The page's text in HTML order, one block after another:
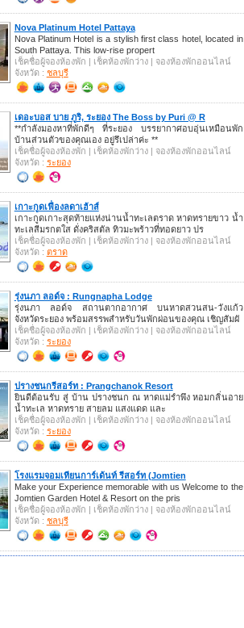
Nova Platinum Hotel Pattaya
Nova Platinum Hotel is a stylish first class hotel, located in
South Pattaya. This low-rise propert
เช็คชื่อผู้จองห้องพัก | เช็คห้องพักว่าง | จองห้องพักออนไลน์
จังหวัด : ชลบุรี
เดอะบอส บาย ภูริ, ระยอง The Boss by Puri @ R
**กำลังมองหาที่พักดีๆ ที่ระยอง บรรยากาศอบอุ่นเหมือนพัก
บ้านส่วนตัวของคุณเอง อยู่รึเปล่าค่ะ **
เช็คชื่อผู้จองห้องพัก | เช็คห้องพักว่าง | จองห้องพักออนไลน์
จังหวัด : ระยอง
เกาะกูดเฟื่องลดาเฮ้าส์
เกาะกูดเกาะสุดท้ายแห่งน่านน้ำทะเลตราด หาดทรายขาว น้ำ
ทะเลสีมรกตใส ดั่งคริสตัล ทิวมะพร้าวที่ทอดยาว ปร
เช็คชื่อผู้จองห้องพัก | เช็คห้องพักว่าง | จองห้องพักออนไลน์
จังหวัด : ตราด
รุ่งนภา ลอด์จ : Rungnapha Lodge
รุ่งนภา ลอด์จ สถานตากอากาศ บนหาดสวนสน-วังแก้ว
จังหวัดระยอง พร้อมสรรพสำหรับวันพักผ่อนของคุณ เชิญสัมผั
เช็คชื่อผู้จองห้องพัก | เช็คห้องพักว่าง | จองห้องพักออนไลน์
จังหวัด : ระยอง
ปรางชนกรีสอร์ท : Prangchanok Resort
ยินดีต้อนรับ สู่ บ้าน ปรางชนก ณ หาดแม่รำพึง หอมกลิ่นอาย
น้ำทะเล หาดทราย สายลม แสงแดด และ
เช็คชื่อผู้จองห้องพัก | เช็คห้องพักว่าง | จองห้องพักออนไลน์
จังหวัด : ระยอง
โรงแรมจอมเทียนการ์เด้นท์ รีสอร์ท (Jomtien
Make your Experience memorable with us Welcome to the
Jomtien Garden Hotel & Resort on the pris
เช็คชื่อผู้จองห้องพัก | เช็คห้องพักว่าง | จองห้องพักออนไลน์
จังหวัด : ชลบุรี